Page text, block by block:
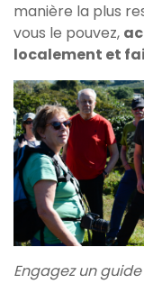
manière la plus
vous le pouvez,
localement et
Engagez un